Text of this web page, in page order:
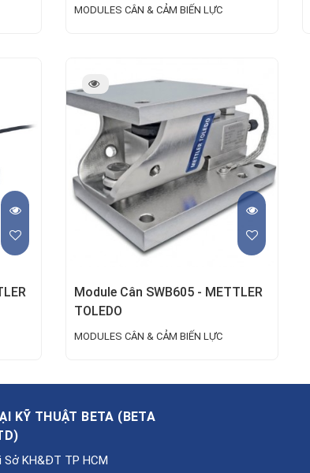
MODULES CÂN & CẢM BIẾN LỰC
Module Cân SWB605 - METTLER
TOLEDO
MODULES CÂN & CẢM BIẾN LỰC
KỸ THUẬT BETA (BETA
)
Sở KH&ĐT TP HCM